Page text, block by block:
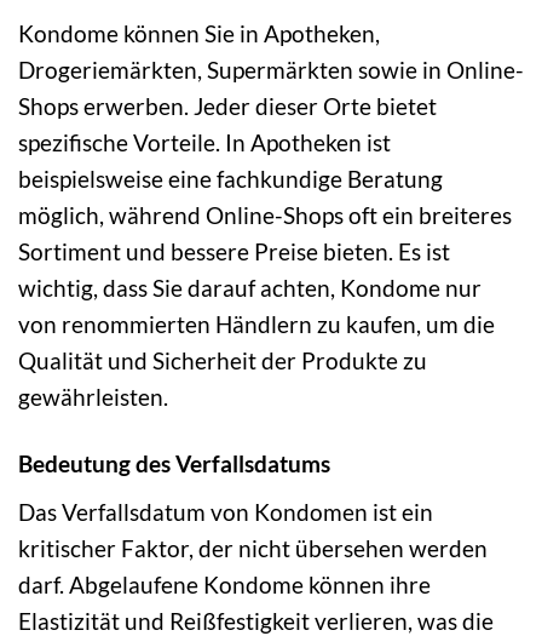
Kondome können Sie in Apotheken,
Drogeriemärkten, Supermärkten sowie in Online-
Shops erwerben. Jeder dieser Orte bietet
spezifische Vorteile. In Apotheken ist
beispielsweise eine fachkundige Beratung
möglich, während Online-Shops oft ein breiteres
Sortiment und bessere Preise bieten. Es ist
wichtig, dass Sie darauf achten, Kondome nur
von renommierten Händlern zu kaufen, um die
Qualität und Sicherheit der Produkte zu
gewährleisten.
Bedeutung des Verfallsdatums
Das Verfallsdatum von Kondomen ist ein
kritischer Faktor, der nicht übersehen werden
darf. Abgelaufene Kondome können ihre
Elastizität und Reißfestigkeit verlieren, was die